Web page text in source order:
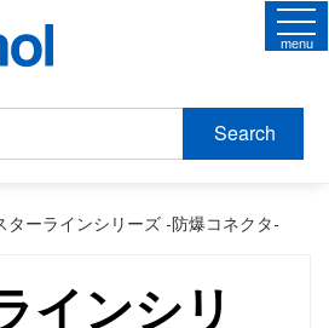
Search
menu
ターラインシリーズ -防爆コネクタ-
インシリ